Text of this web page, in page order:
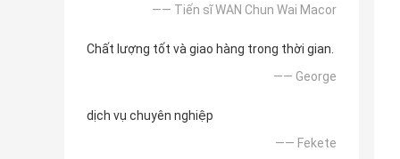
—— Tiến sĩ WAN Chun Wai Macor
Chất lượng tốt và giao hàng trong thời gian.
—— George
dịch vụ chuyên nghiệp
—— Fekete